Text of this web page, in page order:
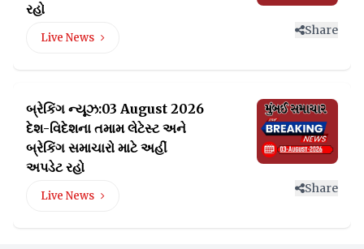
રહો
Live News
Share
બ્રેકિંગ ન્યૂઝ:03 August 2026
દેશ-વિદેશના તમામ લેટેસ્ટઅને
બ્રેકિંગ સમાચારો માટે અહીં
અપડેટ રહો
Live News
Share